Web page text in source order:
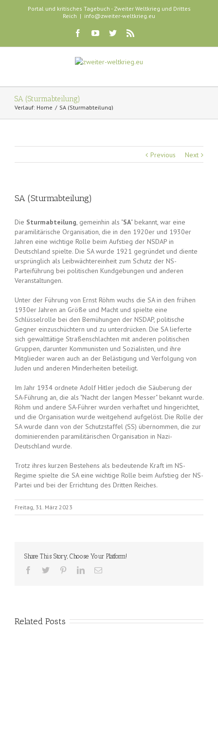
Portal und kritisches Tagebuch - Zweiter Weltkrieg und Drittes
Reich | info@zweiter-weltkrieg.eu
SA (Sturmabteilung)
Verlauf: Home SA (Sturmabteilung)
Previous Next
SA (Sturmabteilung)
Die Sturmabteilung, gemeinhin als "SA" bekannt, war eine
paramilitärische Organisation, die in den 1920er und 1930er
Jahren eine wichtige Rolle beim Aufstieg der NSDAP in
Deutschland spielte. Die SA wurde 1921 gegründet und diente
ursprünglich als Leibwächtereinheit zum Schutz der NS-
Parteiführung bei politischen Kundgebungen und anderen
Veranstaltungen.
Unter der Führung von Ernst Röhm wuchs die SA in den frühen
1930er Jahren an Größe und Macht und spielte eine
Schlüsselrolle bei den Bemühungen der NSDAP, politische
Gegner einzuschüchtern und zu unterdrücken. Die SA lieferte
sich gewalttätige Straßenschlachten mit anderen politischen
Gruppen, darunter Kommunisten und Sozialisten, und ihre
Mitglieder waren auch an der Belästigung und Verfolgung von
Juden und anderen Minderheiten beteiligt.
Im Jahr 1934 ordnete Adolf Hitler jedoch die Säuberung der
SA-Führung an, die als "Nacht der langen Messer" bekannt wurde.
Röhm und andere SA-Führer wurden verhaftet und hingerichtet,
und die Organisation wurde weitgehend aufgelöst. Die Rolle der
SA wurde dann von der Schutzstaffel (SS) übernommen, die zur
dominierenden paramilitärischen Organisation in Nazi-
Deutschland wurde.
Trotz ihres kurzen Bestehens als bedeutende Kraft im NS-
Regime spielte die SA eine wichtige Rolle beim Aufstieg der NS-
Partei und bei der Errichtung des Dritten Reiches.
Freitag, 31. März 2023
Share This Story, Choose Your Platform!
Related Posts